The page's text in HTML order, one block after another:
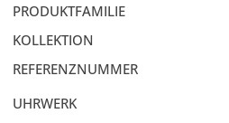
PRODUKTFAMILIE
KOLLEKTION
REFERENZNUMMER
UHRWERK